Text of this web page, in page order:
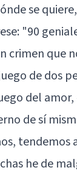
se
"90
crimen que
de dos
del
de sí
tendemos
he de